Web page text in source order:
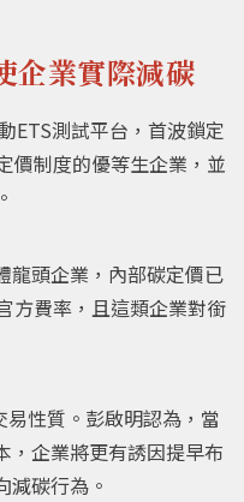
業實際減碳
ETS測試平台，首波鎖定
價制度的優等生企業，並
龍頭企業，內部碳定價已
方費率，且這類企業對銜
性質。彭啟明認為，當
，企業將更有誘因提早布
減碳行為。